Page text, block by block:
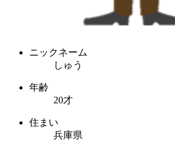
ニックネーム
しゅう
年齢
20才
住まい
兵庫県